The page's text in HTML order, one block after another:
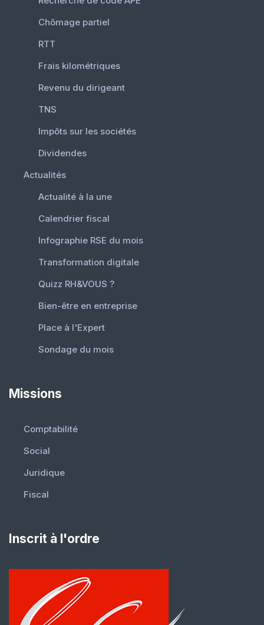
Chômage partiel
RTT
Frais kilométriques
Revenu du dirigeant
TNS
Impôts sur les sociétés
Dividendes
Actualités
Actualité à la une
Calendrier fiscal
Infographie RSE du mois
Transformation digitale
Quizz RH&VOUS ?
Bien-être en entreprise
Place à l'Expert
Sondage du mois
Missions
Comptabilité
Social
Juridique
Fiscal
Inscrit à l'ordre